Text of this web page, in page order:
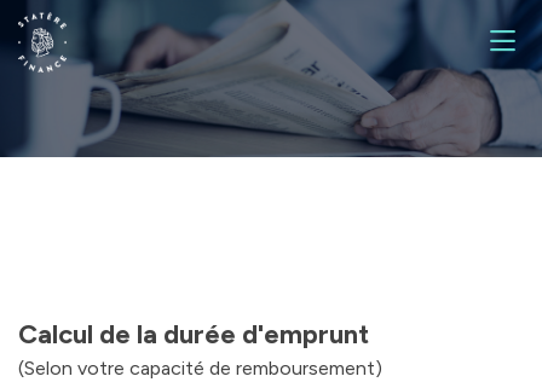
Calcul de la durée d'emprunt
(Selon votre capacité de remboursement)